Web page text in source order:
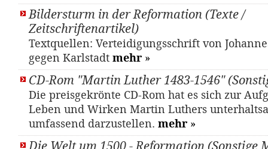
Bildersturm in der Reformation (Texte /
Zeitschriftenartikel)
Textquellen: Verteidigungsschrift von
gegen Karlstadt mehr »
CD-Rom "Martin Luther 1483-1546"
Die preisgekrönte CD-Rom hat es sich zur
Leben und Wirken Martin Luthers
umfassend darzustellen. mehr »